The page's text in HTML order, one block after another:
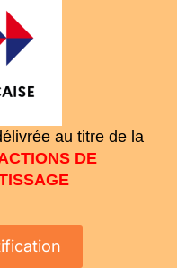
au titre de la
DE